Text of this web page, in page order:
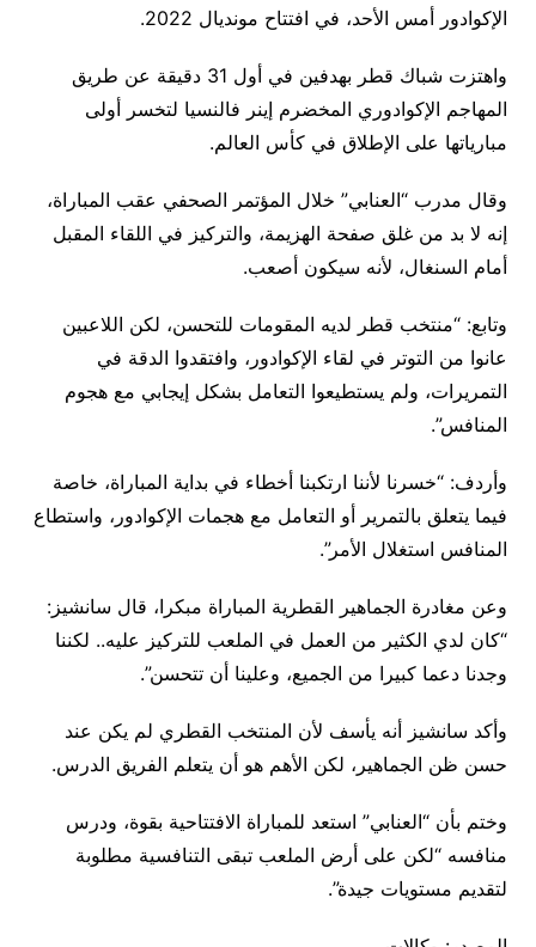
الإكوادور أمس الأحد، في افتتاح مونديال 2022.
واهتزت شباك قطر بهدفين في أول 31 دقيقة عن طريق
المهاجم الإكوادوري المخضرم إينر فالنسيا لتخسر أولى
مبارياتها على الإطلاق في كأس العالم.
وقال مدرب “العنابي” خلال المؤتمر الصحفي عقب المباراة،
إنه لا بد من غلق صفحة الهزيمة، والتركيز في اللقاء المقبل
أمام السنغال، لأنه سيكون أصعب.
وتابع: “منتخب قطر لديه المقومات للتحسن، لكن اللاعبين
عانوا من التوتر في لقاء الإكوادور، وافتقدوا الدقة في
التمريرات، ولم يستطيعوا التعامل بشكل إيجابي مع هجوم
المنافس”.
وأردف: “خسرنا لأننا ارتكبنا أخطاء في بداية المباراة، خاصة
فيما يتعلق بالتمرير أو التعامل مع هجمات الإكوادور، واستطاع
المنافس استغلال الأمر”.
وعن مغادرة الجماهير القطرية المباراة مبكرا، قال سانشيز:
“كان لدي الكثير من العمل في الملعب للتركيز عليه.. لكننا
وجدنا دعما كبيرا من الجميع، وعلينا أن تتحسن”.
وأكد سانشيز أنه يأسف لأن المنتخب القطري لم يكن عند
حسن ظن الجماهير، لكن الأهم هو أن يتعلم الفريق الدرس.
وختم بأن “العنابي” استعد للمباراة الافتتاحية بقوة، ودرس
منافسه “لكن على أرض الملعب تبقى التنافسية مطلوبة
لتقديم مستويات جيدة”.